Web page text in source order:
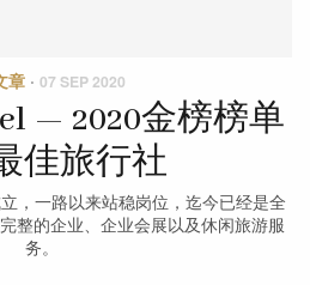
章 · 07 SEP 2020
— 2020金榜榜单
佳旅行社
，一路以来站稳岗位，迄今已经是全
整的企业、企业会展以及休闲旅游服
务。